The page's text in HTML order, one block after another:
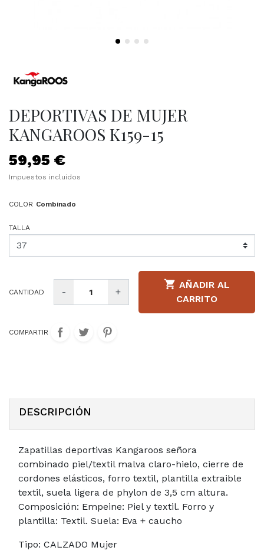
DEPORTIVAS DE MUJER
KANGAROOS K159-15
59,95 €
Impuestos incluidos
COLOR Combinado
TALLA
CANTIDAD - +

CARRITO
COMPARTIR
DESCRIPCIÓN
Zapatillas deportivas Kangaroos señora
combinado piel/textil malva claro-hielo, cierre de
cordones elásticos, forro textil, plantilla extraible
textil, suela ligera de phylon de 3,5 cm altura.
Composición: Empeine: Piel y textil. Forro y
plantilla: Textil. Suela: Eva + caucho
Tipo: CALZADO Mujer